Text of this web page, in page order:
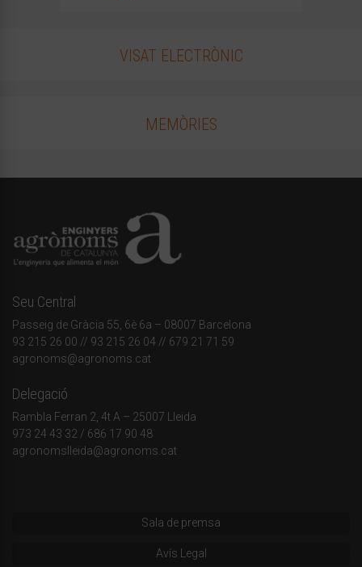
VISAT ELECTRÒNIC
MEMÒRIES
Seu Central
Passeig de Gràcia 55, 6è 6a – 08007 Barcelona
93 215 26 00 // 93 215 26 04 // 679 21 71 59
agronoms@agronoms.cat
Delegació
Rambla Ferran 2, 4t A – 25007 Lleida
973 24 43 32 / 686 17 90 48
agronomslleida@agronoms.cat
Sala de premsa
Avís Legal